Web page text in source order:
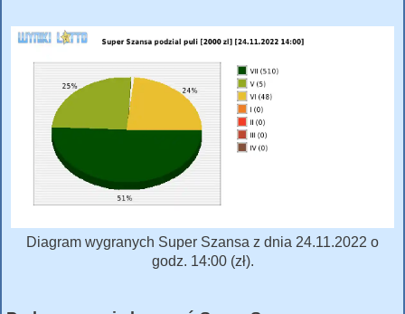
Diagram wygranych Super Szansa z dnia 24.11.2022 o
godz. 14:00 (zł).